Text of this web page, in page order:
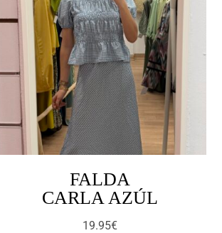
FALDA
CARLA AZÚL
19.95€